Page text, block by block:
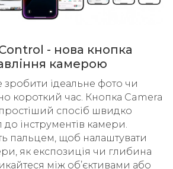
- нова кнопка
камерою
ідеальне фото чи
короткий час. Кнопка Camera
спосіб швидко
інструментів камери.
пальцем, щоб налаштувати
як експозиція чи глибина
між об’єктивами або